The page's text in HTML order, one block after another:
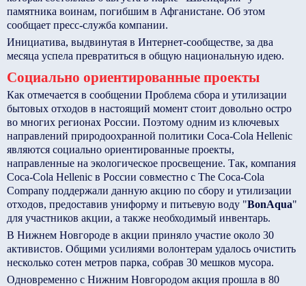
памятника воинам, погибшим в Афганистане. Об этом
сообщает пресс-служба компании.
Инициатива, выдвинутая в Интернет-сообществе, за два
месяца успела превратиться в общую национальную идею.
Социально ориентированные проекты
Как отмечается в сообщении Проблема сбора и утилизации
бытовых отходов в настоящий момент стоит довольно остро
во многих регионах России. Поэтому одним из ключевых
направлений природоохранной политики Coca-Cola Hellenic
являются социально ориентированные проекты,
направленные на экологическое просвещение. Так, компания
Coca-Cola Hellenic в России совместно с The Coca-Cola
Company поддержали данную акцию по сбору и утилизации
отходов, предоставив униформу и питьевую воду "BonAqua"
для участников акции, а также необходимый инвентарь.
В Нижнем Новгороде в акции приняло участие около 30
активистов. Общими усилиями волонтерам удалось очистить
несколько сотен метров парка, собрав 30 мешков мусора.
Одновременно с Нижним Новгородом акция прошла в 80